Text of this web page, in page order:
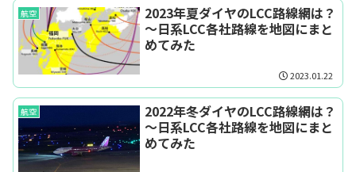
航空
2023年夏ダイヤのLCC路線網は？
～日系LCC各社路線を地図にまと
めてみた
2023.01.22
航空
2022年冬ダイヤのLCC路線網は？
～日系LCC各社路線を地図にまと
めてみた